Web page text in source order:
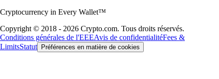
Cryptocurrency in Every Wallet™
Copyright © 2018 - 2026 Crypto.com. Tous droits réservés.
Conditions générales de l'EEEAvis de confidentialitéFees &
LimitsStatut Préférences en matière de cookies